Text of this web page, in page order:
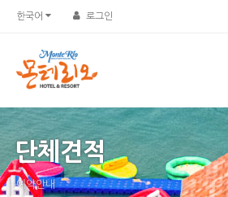
한국어 로그인
단체견적
예약안내